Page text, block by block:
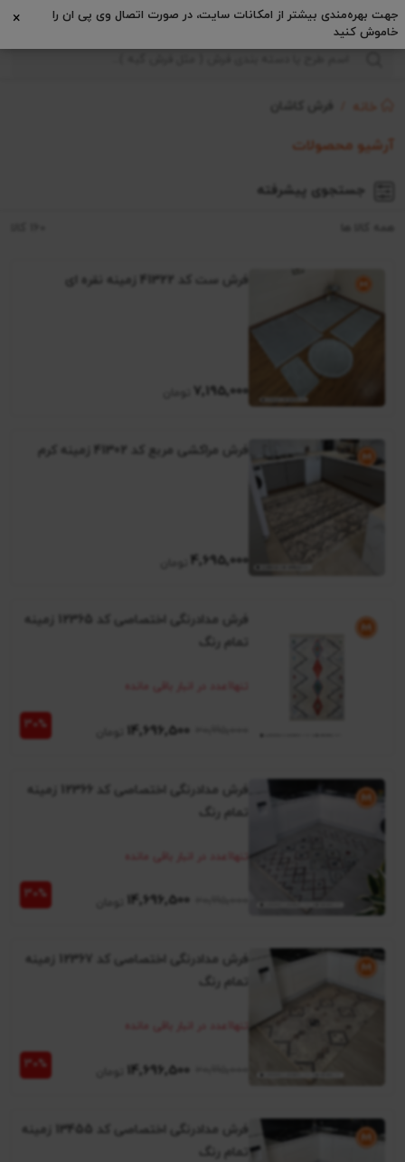
خانه
آرشیو محصولات
جستجوی پیشرفته
فرش ست کد 41322 زمینه نقره ای
7٬195٬000
فرش مراکشی مربع کد 41302 زمینه کرم
4٬695٬000
فرش مدادرنگی اختصاصی کد 12365 زمینه
تمام رنگ
تنها عدد در انبار باقی مانده
14٬696٬500
فرش مدادرنگی اختصاصی کد 12366 زمینه
تمام رنگ
تنها عدد در انبار باقی مانده
14٬696٬500
فرش مدادرنگی اختصاصی کد 12367 زمینه
تمام رنگ
تنها عدد در انبار باقی مانده
14٬696٬500
فرش مدادرنگی اختصاصی کد 13455 زمینه
تمام رنگ